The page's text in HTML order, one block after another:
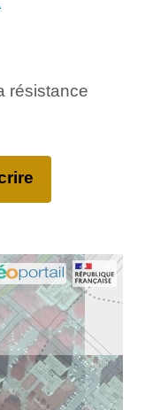
résistance